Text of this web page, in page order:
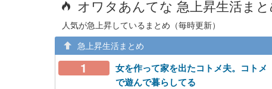
オワタあんてな 急上昇生活ま
人気が急上昇しているまとめ（毎時更新）
急上昇生活まとめ
1
女を作って家を出たコトメ夫。コト
で遊んで暮らしてる